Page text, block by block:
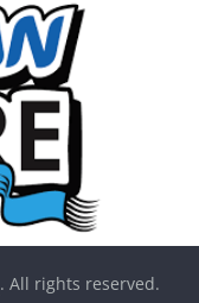
. All rights reserved.